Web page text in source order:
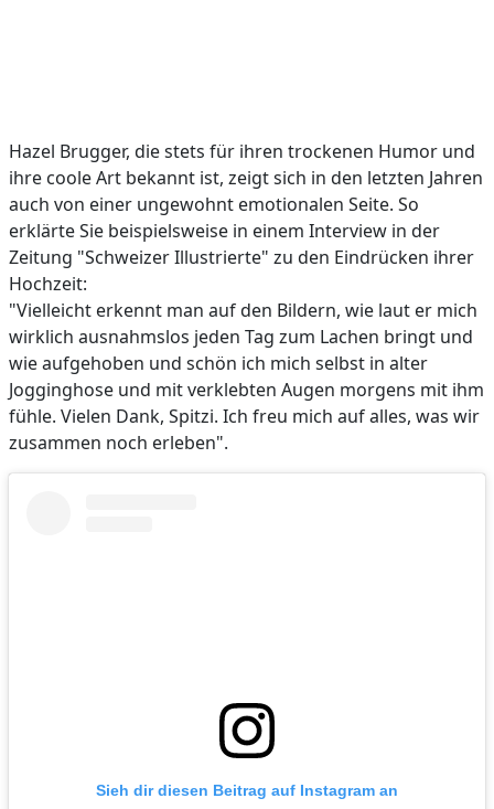
Hazel Brugger, die stets für ihren trockenen Humor und
ihre coole Art bekannt ist, zeigt sich in den letzten Jahren
auch von einer ungewohnt emotionalen Seite. So
erklärte Sie beispielsweise in einem Interview in der
Zeitung "Schweizer Illustrierte" zu den Eindrücken ihrer
Hochzeit:
"Vielleicht erkennt man auf den Bildern, wie laut er mich
wirklich ausnahmslos jeden Tag zum Lachen bringt und
wie aufgehoben und schön ich mich selbst in alter
Jogginghose und mit verklebten Augen morgens mit ihm
fühle. Vielen Dank, Spitzi. Ich freu mich auf alles, was wir
zusammen noch erleben".
Sieh dir diesen Beitrag auf Instagram an